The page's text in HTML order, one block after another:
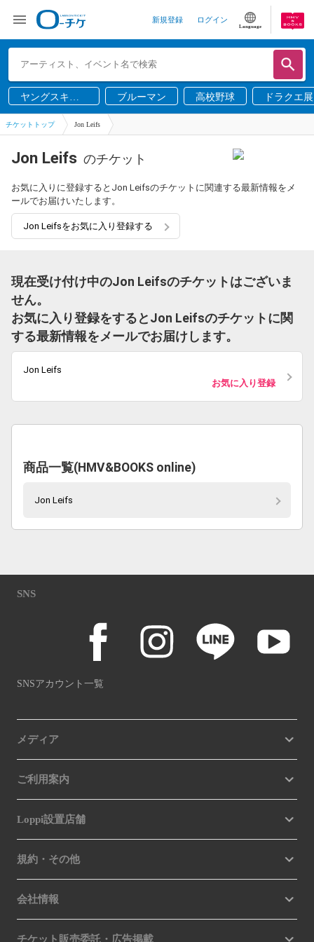
新規登録 ログイン
Language
ヤングスキニ
ー
ブルーマン 高校野球 ドラクエ展
チケットトップ Jon Leifs
Jon Leifs のチケット
お気に入りに登録するとJon Leifsのチケットに関連する最新情報をメ
ールでお届けいたします。
Jon Leifsをお気に入り登録する
現在受け付け中のJon Leifsのチケットはございま
せん。
お気に入り登録をするとJon Leifsのチケットに関
する最新情報をメールでお届けします。
Jon Leifs
お気に入り登録
商品一覧(HMV&BOOKS online)
Jon Leifs
SNS
SNSアカウント一覧
メディア
ご利用案内
Loppi設置店舗
規約・その他
会社情報
チケット販売委託・広告掲載